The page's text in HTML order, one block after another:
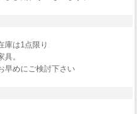
庫は1点限り
。
早めにご検討下さい